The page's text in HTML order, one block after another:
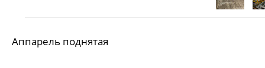
Аппарель поднятая